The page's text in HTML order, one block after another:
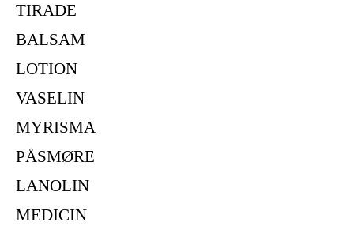
TIRADE
BALSAM
LOTION
VASELIN
MYRISMA
PÅSMØRE
LANOLIN
MEDICIN